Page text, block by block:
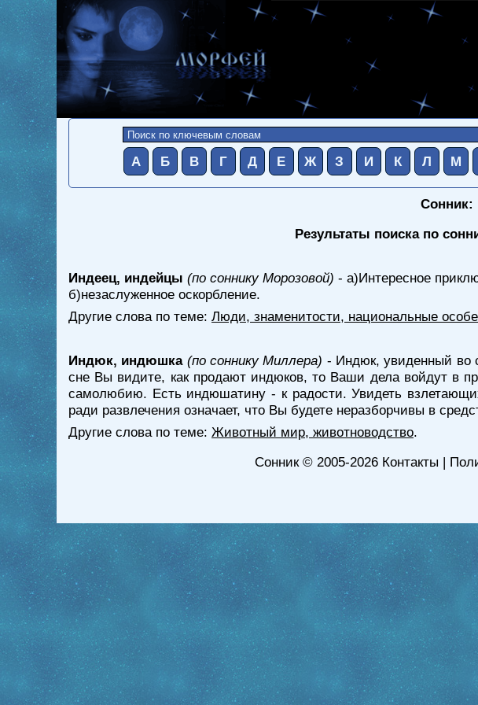
А Б В Г Д Е Ж З И К Л М
Сонник:
Результаты поиска по
Индеец, индейцы (по соннику Морозовой) - а)Интересное
б)незаслуженное оскорбление.
Другие слова по теме: Люди, знаменитости, национальные
Индюк, индюшка (по соннику Миллера) - Индюк, увиденный во
сне Вы видите, как продают индюков, то Ваши дела войдут в
самолюбию. Есть индюшатину - к радости. Увидеть
ради развлечения означает, что Вы будете неразборчивы в
Другие слова по теме: Животный мир, животноводство.
Сонник© 2005-2026 Контакты |